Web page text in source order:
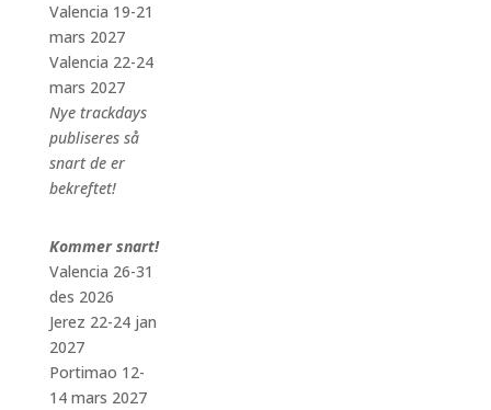
Valencia 19-21
mars 2027
Valencia 22-24
mars 2027
Nye trackdays
publiseres så
snart de er
bekreftet!
Kommer snart!
Valencia 26-31
des 2026
Jerez 22-24 jan
2027
Portimao 12-
14 mars 2027